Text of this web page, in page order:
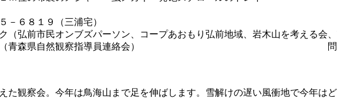
６８１９（三浦宅）
弘前市民オンブズパーソン、コープあおもり弘前地域、岩木山を考える会
チング青森（青森県自然観察指導員連絡会） 問い合わ
観察会。今年は鳥海山まで足を伸ばします。雪解けの遅い風衝地で今年は